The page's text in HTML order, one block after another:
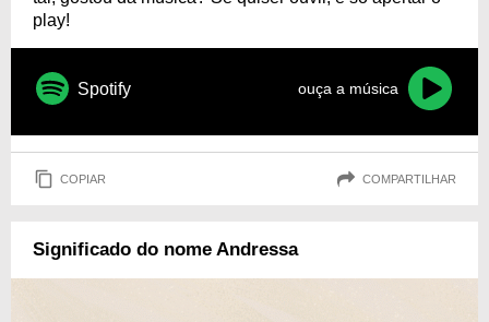
play!
Spotify ouça a música
COPIAR COMPARTILHAR
Significado do nome Andressa